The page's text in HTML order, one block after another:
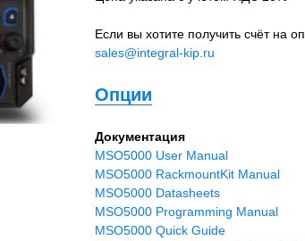
Если вы хотите получить счёт на
sales@integral-kip.ru
Опции
Документация
MSO5000 User Manual
MSO5000 RackmountKit Manual
MSO5000 Datasheets
MSO5000 Programming Manual
MSO5000 Quick Guide